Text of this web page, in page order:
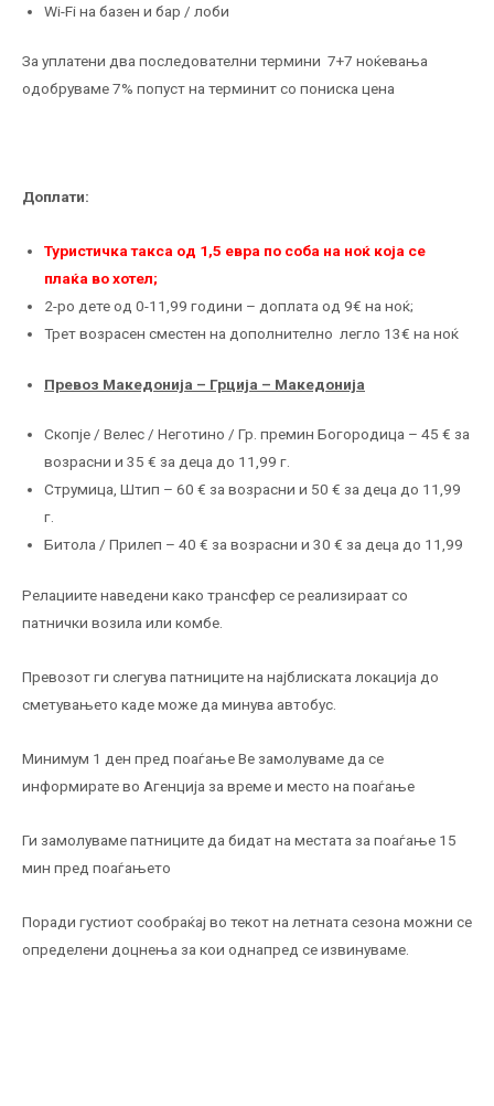
Wi-Fi на базен и бар / лоби
За уплатени два последователни термини 7+7 ноќевања
одобруваме 7% попуст на терминит со пониска цена
Доплати:
Туристичка такса од 1,5 евра по соба на ноќ која се
плаќа во хотел;
2-ро дете од 0-11,99 години – доплата од 9€ на ноќ;
Трет возрасен сместен на дополнително легло 13€ на ноќ
Превоз Македонија – Грција – Македонија
Скопје / Велес / Неготино / Гр. премин Богородица – 45 € за
возрасни и 35 € за деца до 11,99 г.
Струмица, Штип – 60 € за возрасни и 50 € за деца до 11,99
г.
Битола / Прилеп – 40 € за возрасни и 30 € за деца до 11,99
Релациите наведени како трансфер се реализираат со
патнички возила или комбe.
Превозот ги слегува патниците на најблиската локација до
сметувањето каде може да минува автобус.
Минимум 1 ден пред поаѓање Ве замолуваме да се
информирате во Агенција за време и место на поаѓање
Ги замолуваме патниците да бидат на местата за поаѓање 15
мин пред поаѓањето
Поради густиот сообраќај во текот на летната сезона можни се
определени доцнења за кои однапред се извинуваме.